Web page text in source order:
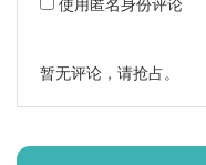
使用匿名身份评论
暂无评论，请抢占。